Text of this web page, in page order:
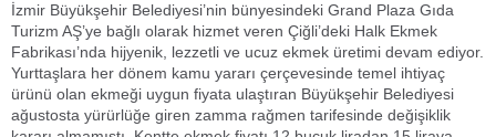
İzmir Büyükşehir Belediyesi’nin bünyesindeki Grand Plaza Gıda
Turizm AŞ’ye bağlı olarak hizmet veren Çiğli’deki Halk Ekmek
Fabrikası’nda hijyenik, lezzetli ve ucuz ekmek üretimi devam ediyor.
Yurttaşlara her dönem kamu yararı çerçevesinde temel ihtiyaç
ürünü olan ekmeği uygun fiyata ulaştıran Büyükşehir Belediyesi
ağustosta yürürlüğe giren zamma rağmen tarifesinde değişiklik